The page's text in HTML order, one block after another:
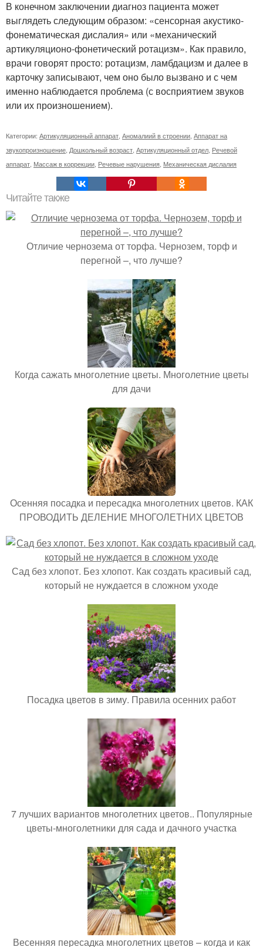
В конечном заключении диагноз пациента может
выглядеть следующим образом: «сенсорная акустико-
фонематическая дислалия» или «механический
артикуляционо-фонетический ротацизм». Как правило,
врачи говорят просто: ротацизм, ламбдацизм и далее в
карточку записывают, чем оно было вызвано и с чем
именно наблюдается проблема (с восприятием звуков
или их произношением).
Категории: Артикуляционный аппарат Аномалиий в строении Аппарат на
звукопроизношение Дошкольный возраст Артикуляционный отдел Речевой
аппарат Массаж в коррекции Речевые нарушения Механическая дислалия
Читайте также
Отличие чернозема от торфа. Чернозем, торф и
перегной –, что лучше?
Когда сажать многолетние цветы. Многолетние цветы
для дачи
Осенняя посадка и пересадка многолетних цветов. КАК
ПРОВОДИТЬ ДЕЛЕНИЕ МНОГОЛЕТНИХ ЦВЕТОВ
Сад без хлопот. Без хлопот. Как создать красивый сад,
который не нуждается в сложном уходе
Посадка цветов в зиму. Правила осенних работ
7 лучших вариантов многолетних цветов.. Популярные
цветы-многолетники для сада и дачного участка
Весенняя пересадка многолетних цветов – когда и как